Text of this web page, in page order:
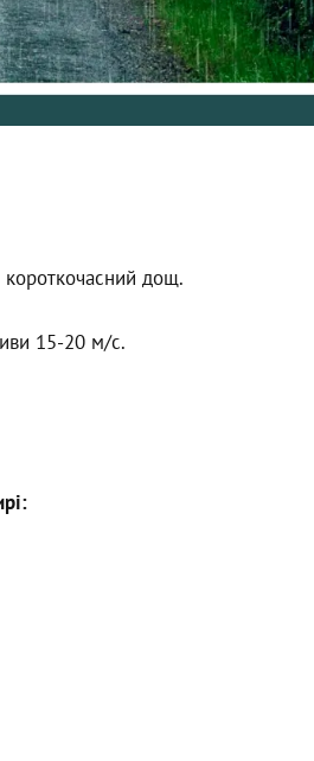
дощ.
15-20 м/с.